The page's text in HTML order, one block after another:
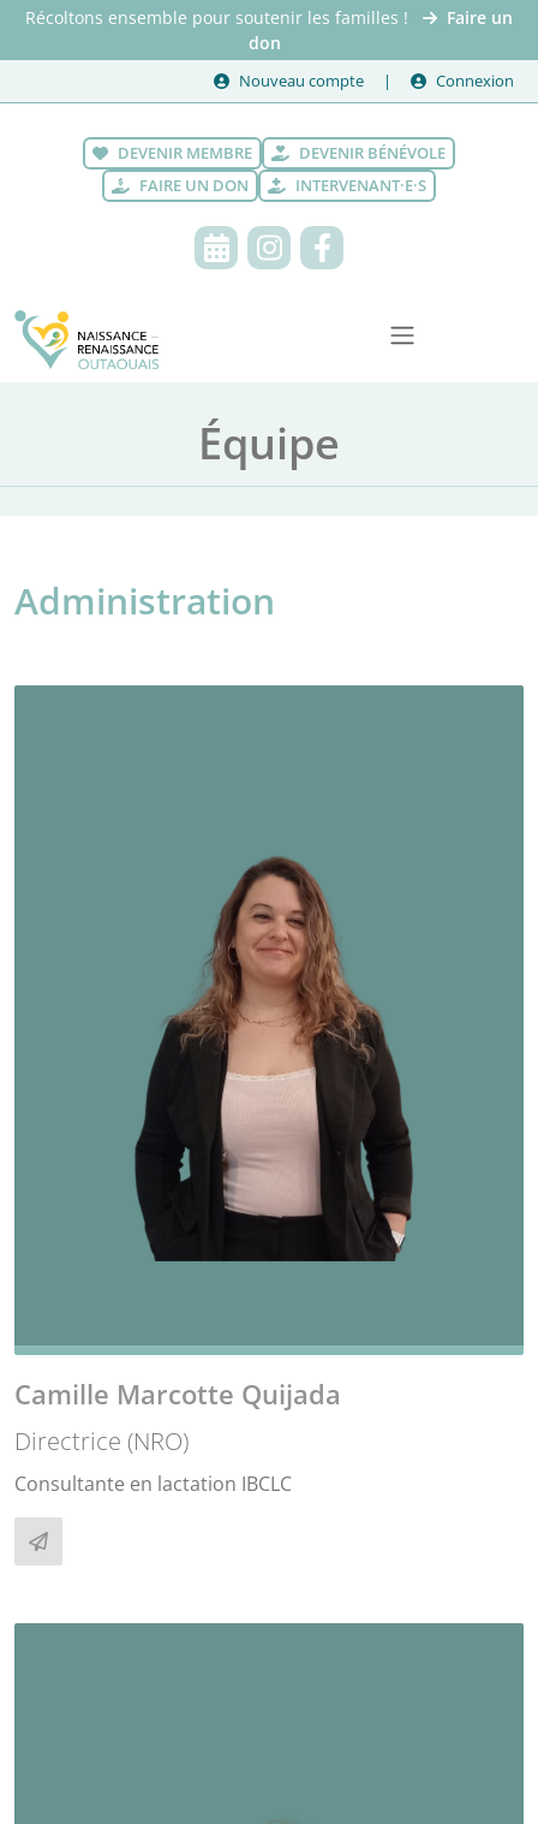
Récoltons ensemble pour soutenir les familles !
Faire un
don
Nouveau compte Connexion
DEVENIR MEMBRE
DEVENIR BÉNÉVOLE
FAIRE UN DON
INTERVENANT·E·S
Équipe
Administration
Camille Marcotte Quijada
Directrice (NRO)
Consultante en lactation IBCLC